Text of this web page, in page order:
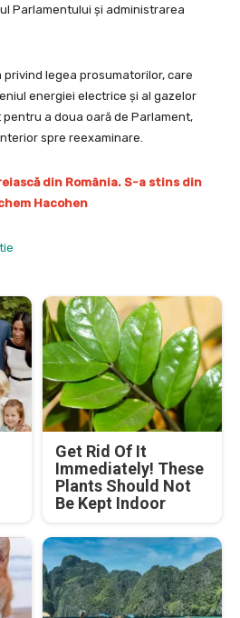
Parlamentului și administrarea
privind legea prosumatorilor, care
energiei electrice și al gazelor
a doua oară de Parlament,
spre reexaminare.
din România. S-a stins din
Hacohen
Get Rid Of It
Immediately! These
Plants Should Not
Be Kept Indoor